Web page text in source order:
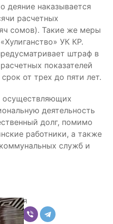
деяние наказывается
расчетных
сомов). Такие же меры
УК КР.
штраф в
показателей
от трех до пяти лет.
осуществляющих
деятельность
долг, помимо
работники, а также
служб и